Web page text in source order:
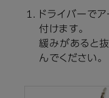
ドライバーで
付けます。
緩みがあると抜
んでください。